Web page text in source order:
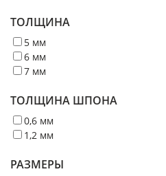
ТОЛЩИНА
5 мм
6 мм
7 мм
ТОЛЩИНА ШПОНА
0,6 мм
1,2 мм
РАЗМЕРЫ